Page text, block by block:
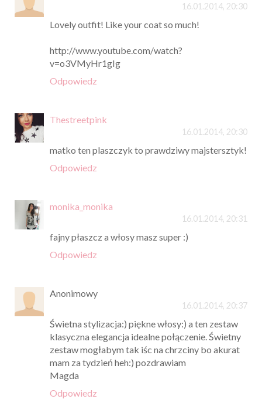
16.01.2014, 20:30
Lovely outfit! Like your coat so much!
http://www.youtube.com/watch?
v=o3VMyHr1gIg
Odpowiedz
Thestreetpink
16.01.2014, 20:30
matko ten plaszczyk to prawdziwy majstersztyk!
Odpowiedz
monika_monika
16.01.2014, 20:31
fajny płaszcz a włosy masz super :)
Odpowiedz
Anonimowy
16.01.2014, 20:37
Świetna stylizacja:) piękne włosy:) a ten zestaw
klasyczna elegancja idealne połączenie. Świetny
zestaw mogłabym tak iśc na chrzciny bo akurat
mam za tydzień heh:) pozdrawiam
Magda
Odpowiedz